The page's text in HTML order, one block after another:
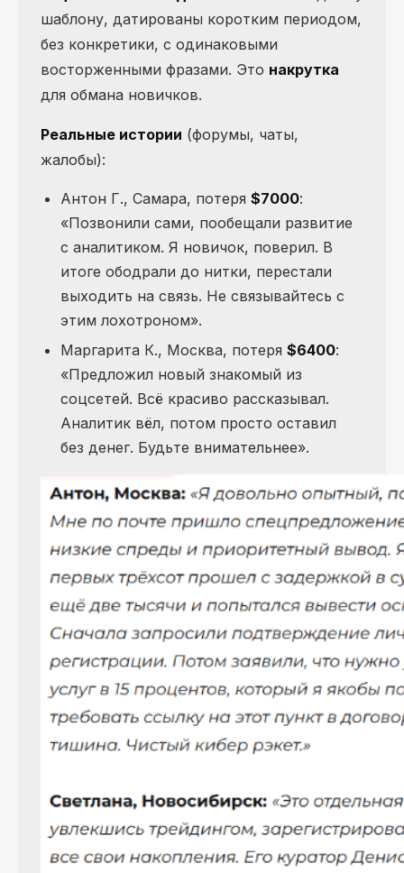
шаблону, датированы коротким периодом,
без конкретики, с одинаковыми
восторженными фразами. Это накрутка
для обмана новичков.
Реальные истории (форумы, чаты,
жалобы):
Антон Г., Самара, потеря $7000:
«Позвонили сами, пообещали развитие
с аналитиком. Я новичок, поверил. В
итоге ободрали до нитки, перестали
выходить на связь. Не связывайтесь с
этим лохотроном».
Маргарита К., Москва, потеря $6400:
«Предложил новый знакомый из
соцсетей. Всё красиво рассказывал.
Аналитик вёл, потом просто оставил
без денег. Будьте внимательнее».